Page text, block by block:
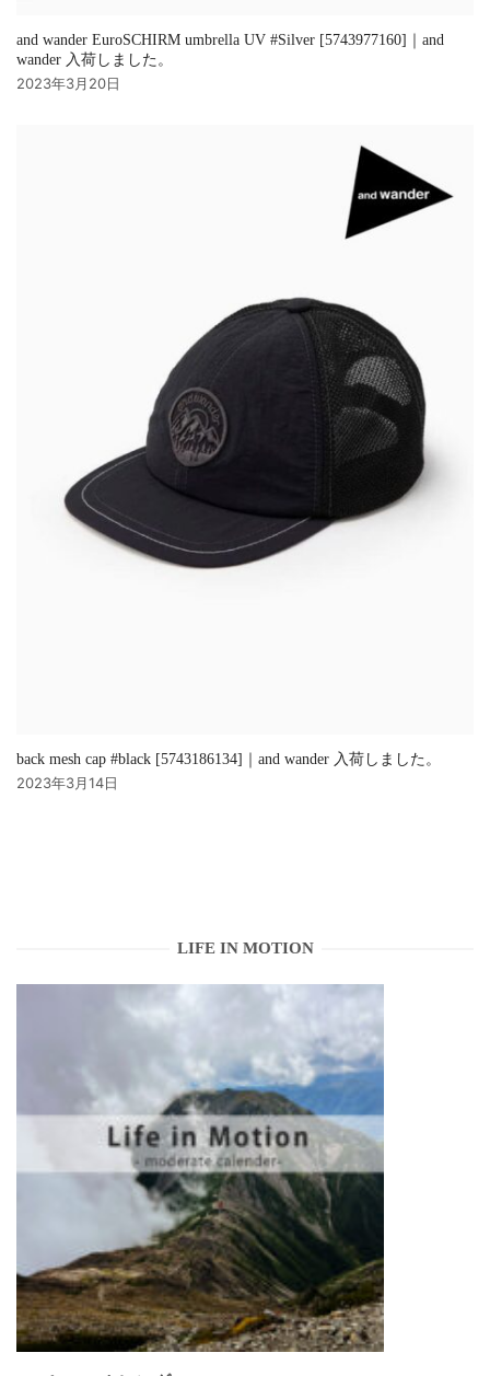
and wander EuroSCHIRM umbrella UV #Silver [5743977160]｜and
wander 入荷しました。
2023年3月20日
back mesh cap #black [5743186134]｜and wander 入荷しました。
2023年3月14日
LIFE IN MOTION